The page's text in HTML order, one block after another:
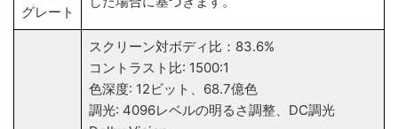
グレート
スクリーン対ボディ比：83.6%
コントラスト比: 1500:1
色深度: 12ビット、68.7億色
調光: 4096レベルの明るさ調整、DC調光